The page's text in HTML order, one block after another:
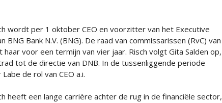
wordt per 1 oktober CEO en voorzitter van het Executive
BNG Bank N.V. (BNG). De raad van commissarissen (RvC) van
haar voor een termijn van vier jaar. Risch volgt Gita Salden op,
tot de directie van DNB. In de tussenliggende periode
de rol van CEO a.i.
heeft een lange carrière achter de rug in de financiële sector,